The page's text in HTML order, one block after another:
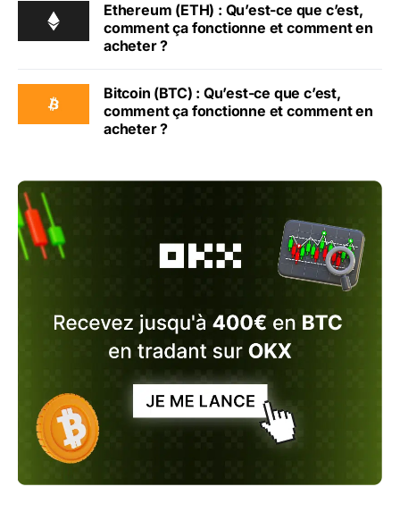
Ethereum (ETH) : Qu’est-ce que c’est,
comment ça fonctionne et comment en
acheter ?
Bitcoin (BTC) : Qu’est-ce que c’est,
comment ça fonctionne et comment en
acheter ?